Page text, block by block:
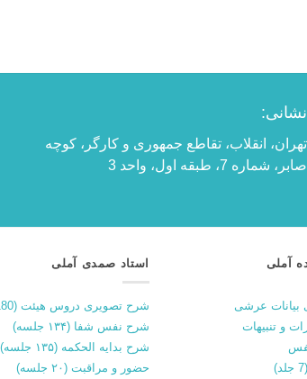
نشانی:
تهران، انقلاب، تقاطع جمهوری و کارگر، کوچه
صابر، شماره 7، طبقه اول، واحد 3
آملی
بیانات عرشی
و تنبیهات
استاد صمدی آملی
شرح تصویری دروس هیئت (180 جلسه)
شرح نفس شفا (۱۳۴ جلسه)
شرح بدایه الحکمه (۱۳۵ جلسه)
حضور و مراقبت (۲۰ جلسه)